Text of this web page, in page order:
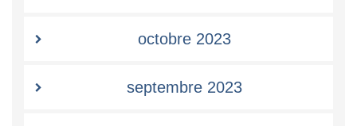
octobre 2023
septembre 2023